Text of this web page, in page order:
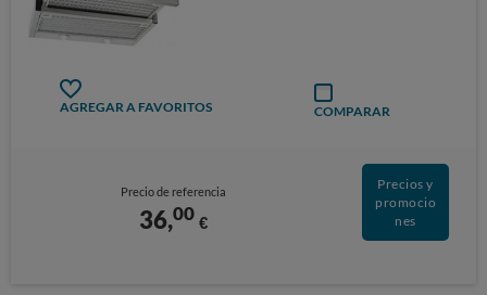
AGREGAR A FAVORITOS COMPARAR
Precio de referencia
36,00 €
Precios y
promocio
nes